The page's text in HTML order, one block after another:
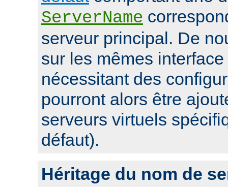
ServerName
serveur principal. De
sur les mêmes
nécessitant des
pourront alors être
serveurs virtuels
défaut).
Héritage du nom de